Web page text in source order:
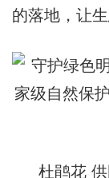
的落地，让
杜鹃花